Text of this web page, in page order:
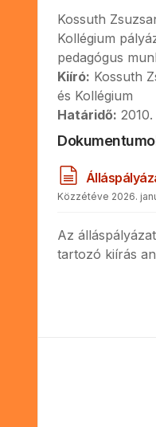
Kossuth
Kollégium
pedagógus
Kiíró: Kossuth
és Kollégium
Határidő:
o
k
m
e
Közzétéve 2026.
Az
tartozó kiírás